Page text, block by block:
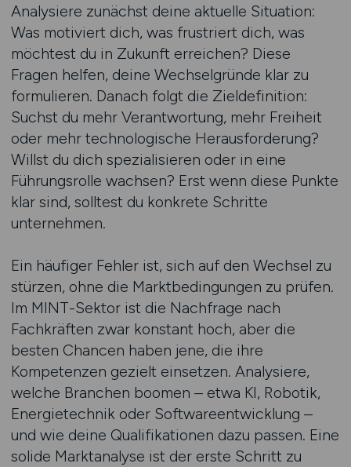
Analysiere zunächst deine aktuelle Situation:
Was motiviert dich, was frustriert dich, was
möchtest du in Zukunft erreichen? Diese
Fragen helfen, deine Wechselgründe klar zu
formulieren. Danach folgt die Zieldefinition:
Suchst du mehr Verantwortung, mehr Freiheit
oder mehr technologische Herausforderung?
Willst du dich spezialisieren oder in eine
Führungsrolle wachsen? Erst wenn diese Punkte
klar sind, solltest du konkrete Schritte
unternehmen.
Ein häufiger Fehler ist, sich auf den Wechsel zu
stürzen, ohne die Marktbedingungen zu prüfen.
Im MINT-Sektor ist die Nachfrage nach
Fachkräften zwar konstant hoch, aber die
besten Chancen haben jene, die ihre
Kompetenzen gezielt einsetzen. Analysiere,
welche Branchen boomen – etwa KI, Robotik,
Energietechnik oder Softwareentwicklung –
und wie deine Qualifikationen dazu passen. Eine
solide Marktanalyse ist der erste Schritt zu